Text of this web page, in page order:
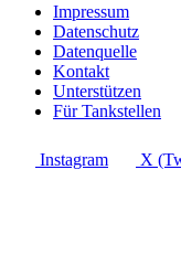
Impressum
Datenschutz
Datenquelle
Kontakt
Unterstützen
Für Tankstellen
Instagram X